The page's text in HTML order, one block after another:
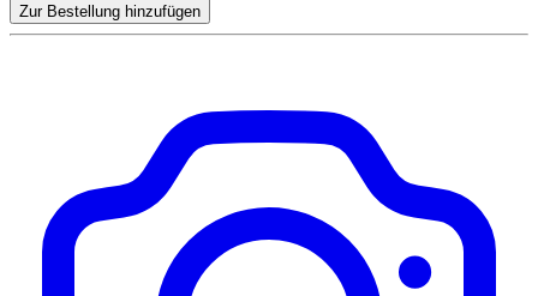
Zur Bestellung hinzufügen